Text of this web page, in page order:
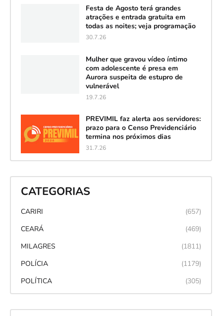
Festa de Agosto terá grandes
atrações e entrada gratuita em
todas as noites; veja programação
30.7.26
Mulher que gravou vídeo íntimo
com adolescente é presa em
Aurora suspeita de estupro de
vulnerável
19.7.26
PREVIMIL faz alerta aos servidores:
prazo para o Censo Previdenciário
termina nos próximos dias
31.7.26
CATEGORIAS
CARIRI
(657)
CEARÁ
(469)
MILAGRES
(1811)
POLÍCIA
(1179)
POLÍTICA
(305)